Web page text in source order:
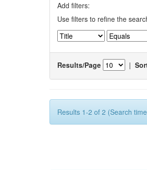
Add filters:
Use filters to refine the
Results/Page |
Results 1-2 of 2 (Search